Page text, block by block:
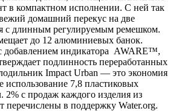
в компактном исполнении. С ней так
домашний перекус на две
с длинным регулируемым ремешком.
до 12 алюминиевых банок.
добавлением индикатора AWARE™,
подлинность переработанных
Impact Urban — это экономия
использование 7,8 пластиковых
2% с продаж каждого изделия из
перечислены в поддержку Water.org.